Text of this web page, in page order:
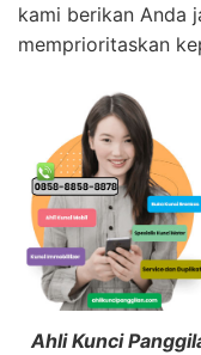
kami berikan Anda
memprioritaskan
Ahli Kunci